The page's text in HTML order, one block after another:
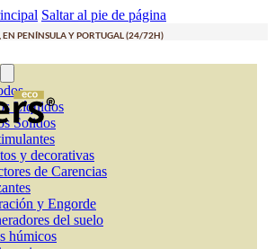
Saltar al pie de página
EN PENÍNSULA Y PORTUGAL (24/72H)
Líquidos
Solidos
y decorativas
de Carencias
y Engorde
del suelo
húmicos